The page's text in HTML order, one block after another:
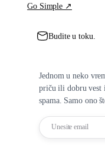
Go Simple ↗
Budite u toku.
Jednom u neko
priču ili dobru vest
spama. Samo ono